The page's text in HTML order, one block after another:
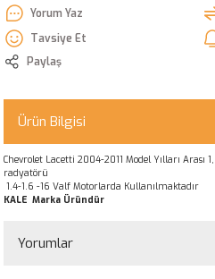
Yorum Yaz
Tavsiye Et
Paylaş
Ürün Bilgisi
Chevrolet Lacetti 2004-2011 Model Yılları
radyatörü
1.4-1.6 -16 Valf Motorlarda Kullanılmaktadır
KALE Marka Üründür
Yorumlar